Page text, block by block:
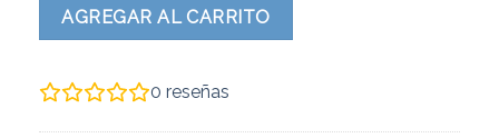
AGREGAR AL CARRITO
0 reseñas